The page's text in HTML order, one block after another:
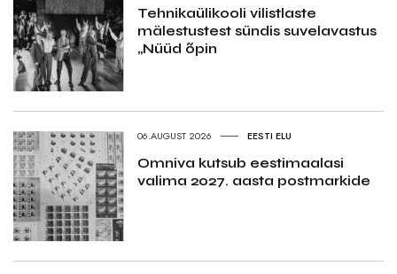
Tehnikaülikooli vilistlaste
mälestustest sündis suvelavastus
„Nüüd õpin
06.AUGUST 2026 EESTI ELU
Omniva kutsub eestimaalasi
valima 2027. aasta postmarkide